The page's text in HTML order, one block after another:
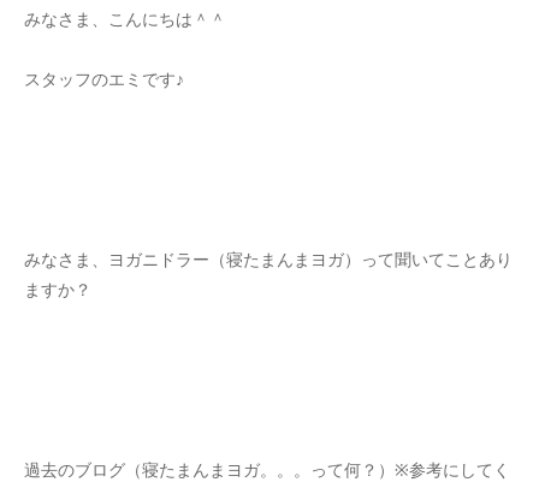
みなさま、こんにちは＾＾
スタッフのエミです♪
みなさま、ヨガニドラー（寝たまんまヨガ）って聞いてことあり
ますか？
過去のブログ（寝たまんまヨガ。。。って何？）※参考にしてく